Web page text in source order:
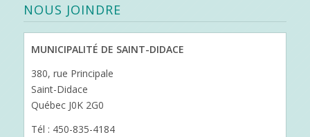
NOUS JOINDRE
MUNICIPALITÉ DE SAINT-DIDACE
380, rue Principale
Saint-Didace
Québec J0K 2G0
Tél : 450-835-4184